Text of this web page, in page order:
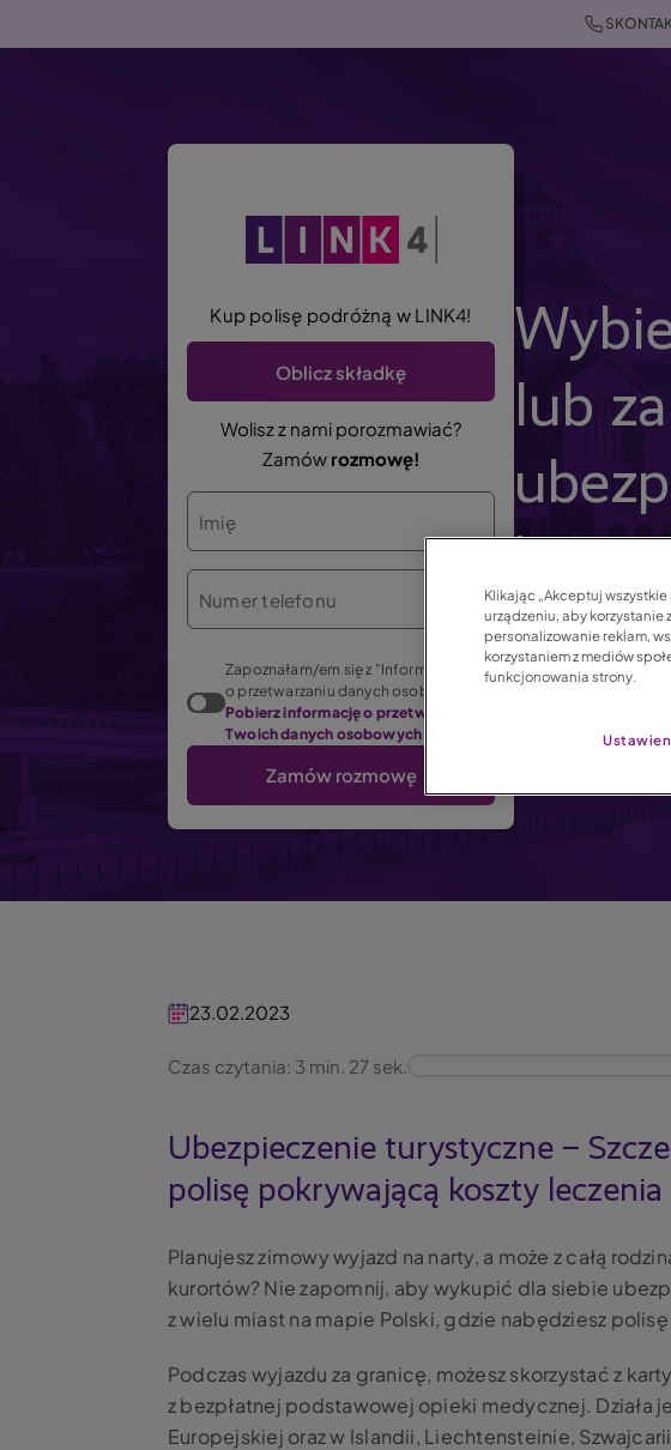
r
Kup polisę podróżną w LINK4!
Oblicz składkę
Wolisz z nami porozmawiać?
Zamów rozmowę!
Imię
Numer telefonu
Zapoznałam/em się z "Informacją
o przetwarzaniu danych osobowych".
Pobierz informację o przetwarzaniu
Twoich danych osobowych (PDF)
lub
23.02.2023
Czas czytania: 3 min. 27 sek.
Ubezpieczenie turystyczne –
polisę pokrywającą koszty
Planujesz zimowy wyjazd na narty, a może z całą
kurortów? Nie zapomnij, aby wykupić dla siebie
z wielu miast na mapie Polski, gdzie nabędziesz
Podczas wyjazdu za granicę, możesz skorzystać z
z bezpłatnej podstawowej opieki medycznej. Działa
Europejskiej oraz w Islandii, Liechtensteinie,
Klikając „Akceptuj
urządzeniu, aby korzystanie
personalizowanie reklam,
korzystaniem z mediów
funkcjonowania strony.